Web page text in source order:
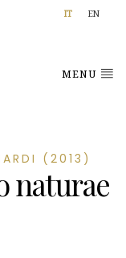
IT EN
MENU
(2013)
naturae